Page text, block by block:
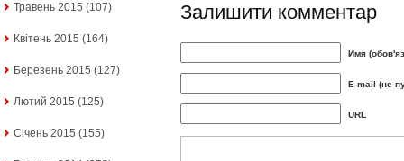
Травень 2015 (107)
Квітень 2015 (164)
Березень 2015 (127)
Лютий 2015 (125)
Січень 2015 (155)
Залишити комментар
Имя
E-mail (не
URL